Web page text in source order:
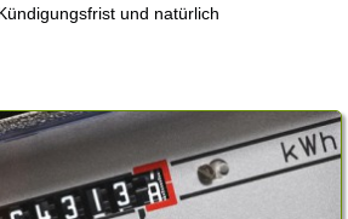
und natürlich